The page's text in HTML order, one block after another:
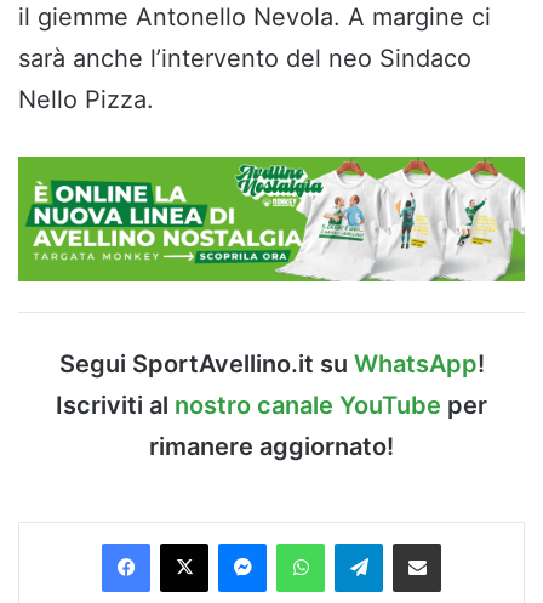
il giemme Antonello Nevola. A margine ci
sarà anche l’intervento del neo Sindaco
Nello Pizza.
Segui SportAvellino.it su WhatsApp!
Iscriviti al nostro canale YouTube per
rimanere aggiornato!
Facebook
X MessengerWhatsAppTelegramCondividi via Email